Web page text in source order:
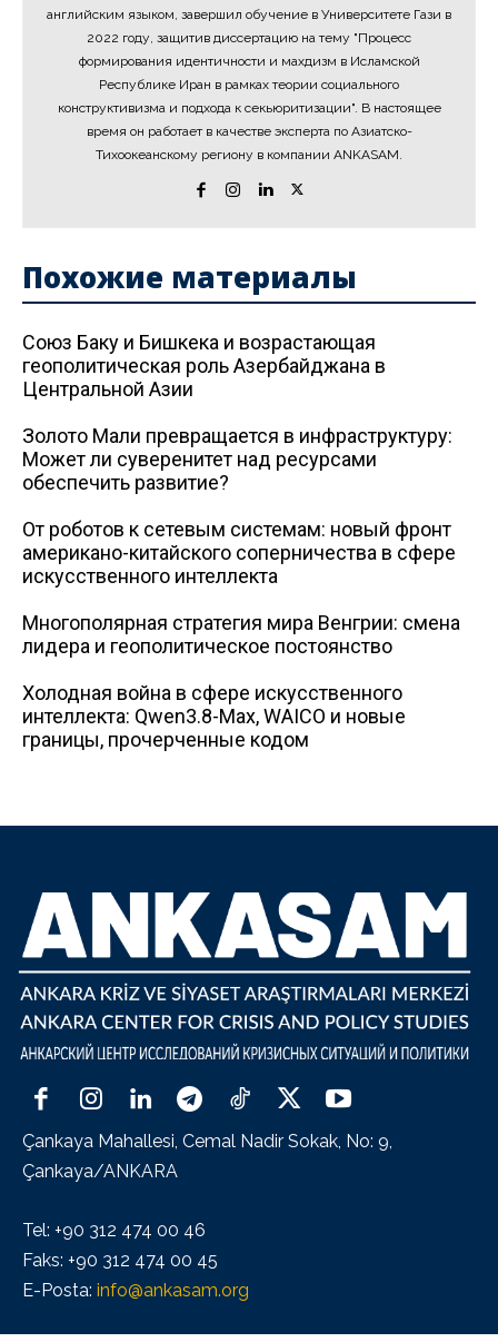
английским языком, завершил обучение в Университете Гази в
2022 году, защитив диссертацию на тему "Процесс
формирования идентичности и махдизм в Исламской
Республике Иран в рамках теории социального
конструктивизма и подхода к секьюритизации". В настоящее
время он работает в качестве эксперта по Азиатско-
Тихоокеанскому региону в компании ANKASAM.
Похожие материалы
Союз Баку и Бишкека и возрастающая
геополитическая роль Азербайджана в
Центральной Азии
Золото Мали превращается в инфраструктуру:
Может ли суверенитет над ресурсами
обеспечить развитие?
От роботов к сетевым системам: новый фронт
американо-китайского соперничества в сфере
искусственного интеллекта
Многополярная стратегия мира Венгрии: смена
лидера и геополитическое постоянство
Холодная война в сфере искусственного
интеллекта: Qwen3.8-Max, WAICO и новые
границы, прочерченные кодом
Çankaya Mahallesi, Cemal Nadir Sokak, No: 9,
Çankaya/ANKARA
Tel: +90 312 474 00 46
Faks: +90 312 474 00 45
E-Posta: info@ankasam.org